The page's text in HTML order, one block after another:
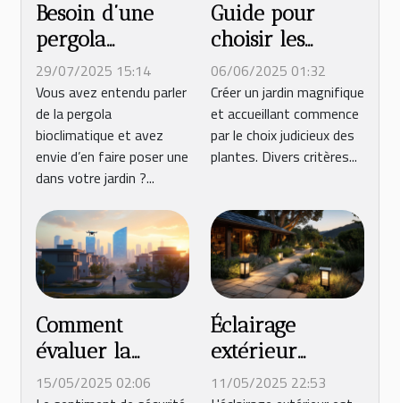
Besoin d’une
pergola
bioclimatique à
Narbonne ?
Contactez
Travaux Confort
!
29/07/2025 15:14
Vous avez entendu parler
de la pergola
bioclimatique et avez
envie d’en faire poser une
dans votre jardin ?...
Guide pour
choisir les
meilleures
plantes pour
embellir votre
jardin
06/06/2025 01:32
Créer un jardin magnifique
et accueillant commence
par le choix judicieux des
plantes. Divers critères...
Comment
évaluer la
sécurité de
15/05/2025 02:06
Éclairage
extérieur
écologique
11/05/2025 22:53